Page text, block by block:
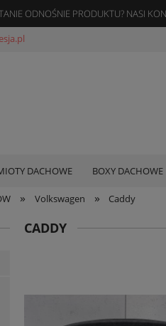
ODNOŚNIE PRODUKTU? NASI
DACHOWE BOXY DACHOWE
» Volkswagen » Caddy
CADDY